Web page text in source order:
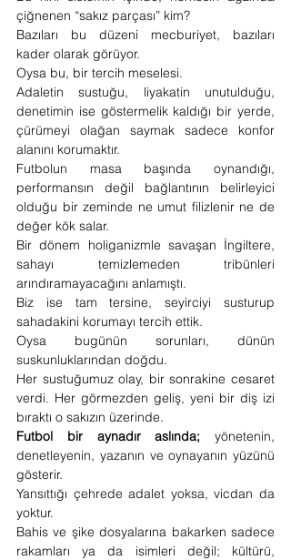
çiğnenen “sakız parçası” kim?
Bazıları bu düzeni mecburiyet, bazıları
kader olarak görüyor.
Oysa bu, bir tercih meselesi.
Adaletin sustuğu, liyakatin unutulduğu,
denetimin ise göstermelik kaldığı bir yerde,
çürümeyi olağan saymak sadece konfor
alanını korumaktır.
Futbolun masa başında oynandığı,
performansın değil bağlantının belirleyici
olduğu bir zeminde ne umut filizlenir ne de
değer kök salar.
Bir dönem holiganizmle savaşan İngiltere,
sahayı temizlemeden tribünleri
arındıramayacağını anlamıştı.
Biz ise tam tersine, seyirciyi susturup
sahadakini korumayı tercih ettik.
Oysa bugünün sorunları, dünün
suskunluklarından doğdu.
Her sustuğumuz olay, bir sonrakine cesaret
verdi. Her görmezden geliş, yeni bir diş izi
bıraktı o sakızın üzerinde.
Futbol bir aynadır aslında; yönetenin,
denetleyenin, yazanın ve oynayanın yüzünü
gösterir.
Yansıttığı çehrede adalet yoksa, vicdan da
yoktur.
Bahis ve şike dosyalarına bakarken sadece
rakamları ya da isimleri değil; kültürü,